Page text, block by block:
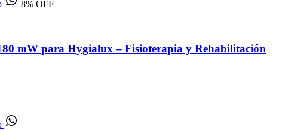
8% OFF
mW para Hygialux – Fisioterapia y Rehabilitación